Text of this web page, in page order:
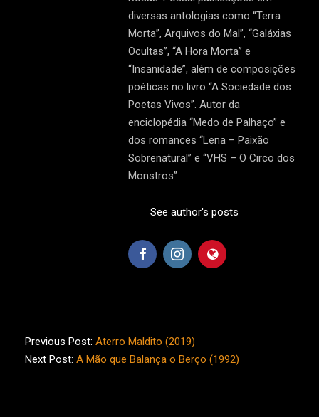
diversas antologias como “Terra
Morta”, Arquivos do Mal”, “Galáxias
Ocultas”, “A Hora Morta” e
“Insanidade”, além de composições
poéticas no livro “A Sociedade dos
Poetas Vivos”. Autor da
enciclopédia “Medo de Palhaço” e
dos romances “Lena – Paixão
Sobrenatural” e “VHS – O Circo dos
Monstros”
See author's posts
05-
10
Previous Post: Aterro Maldito (2019)
Next Post: A Mão que Balança o Berço (1992)